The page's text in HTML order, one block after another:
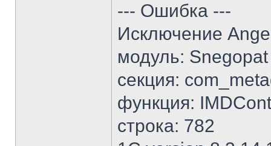
--- Ошибка ---
Исключение
модуль: Snegopat
секция:
функция:
строка: 782